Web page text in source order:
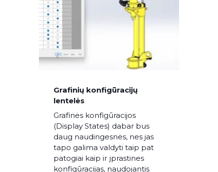
Grafinių konfigūracijų
lentelės
Grafinės konfigūracijos
(Display States) dabar bus
daug naudingesnės, nes jas
tapo galima valdyti taip pat
patogiai kaip ir įprastines
konfigūracijas, naudojantis